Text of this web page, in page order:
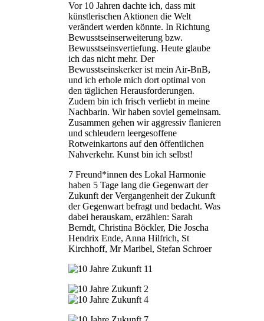
Vor 10 Jahren dachte ich, dass mit
künstlerischen Aktionen die Welt
verändert werden könnte. In Richtung
Bewusstseinserweiterung bzw.
Bewusstseinsvertiefung. Heute glaube
ich das nicht mehr. Der
Bewusstseinskerker ist mein Air-BnB,
und ich erhole mich dort optimal von
den täglichen Herausforderungen.
Zudem bin ich frisch verliebt in meine
Nachbarin. Wir haben soviel gemeinsam.
Zusammen gehen wir aggressiv flanieren
und schleudern leergesoffene
Rotweinkartons auf den öffentlichen
Nahverkehr. Kunst bin ich selbst!
7 Freund*innen des Lokal Harmonie
haben 5 Tage lang die Gegenwart der
Zukunft der Vergangenheit der Zukunft
der Gegenwart befragt und bedacht. Was
dabei herauskam, erzählen: Sarah
Berndt, Christina Böckler, Die Joscha
Hendrix Ende, Anna Hilfrich, St
Kirchhoff, Mr Maribel, Stefan Schroer